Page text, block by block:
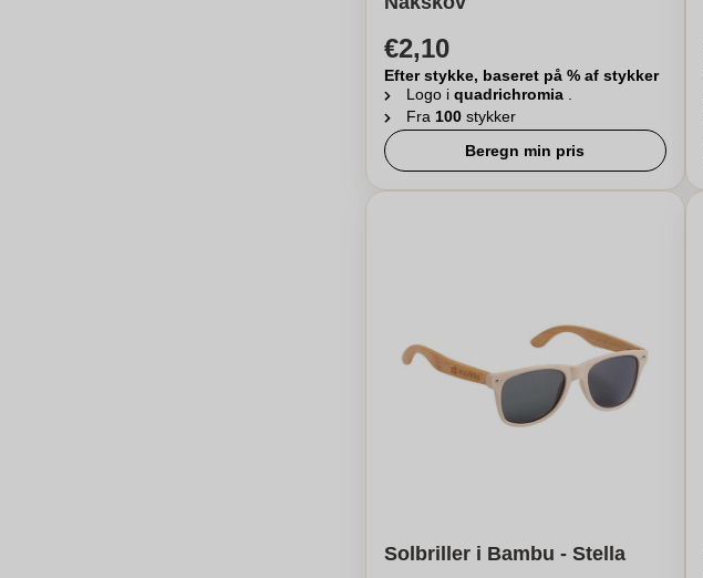
€2,10
Efter stykke, baseret på % af stykker
Logo i quadrichromia .
Fra 100 stykker
Beregn min pris
Solbriller i Bambu - Stella